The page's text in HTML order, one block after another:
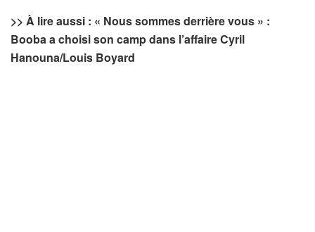
>> À lire aussi : « Nous sommes derrière vous » :
Booba a choisi son camp dans l’affaire Cyril
Hanouna/Louis Boyard